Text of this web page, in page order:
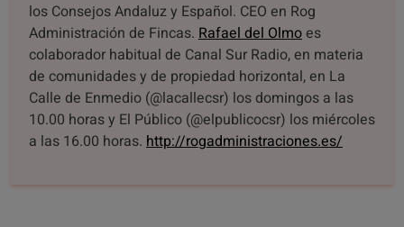
los Consejos Andaluz y Español. CEO en Rog
Administración de Fincas. Rafael del Olmo es
colaborador habitual de Canal Sur Radio, en materia
de comunidades y de propiedad horizontal, en La
Calle de Enmedio (@lacallecsr) los domingos a las
10.00 horas y El Público (@elpublicocsr) los miércoles
a las 16.00 horas. http://rogadministraciones.es/